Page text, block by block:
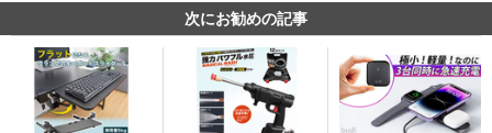
次にお勧めの記事